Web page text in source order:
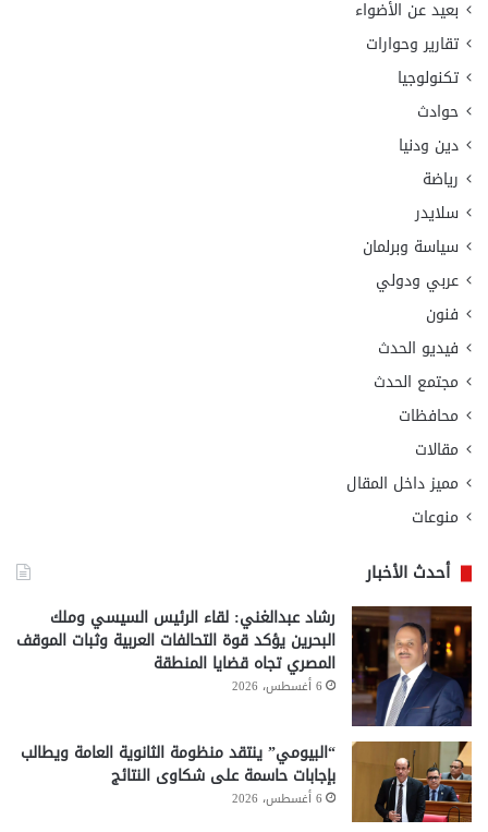
بعيد عن الأضواء
تقارير وحوارات
تكنولوجيا
حوادث
دين ودنيا
رياضة
سلايدر
سياسة وبرلمان
عربي ودولي
فنون
فيديو الحدث
مجتمع الحدث
محافظات
مقالات
مميز داخل المقال
منوعات
أحدث الأخبار
رشاد عبدالغني: لقاء الرئيس السيسي وملك
البحرين يؤكد قوة التحالفات العربية وثبات الموقف
المصري تجاه قضايا المنطقة
6 أغسطس، 2026
“البيومي” ينتقد منظومة الثانوية العامة ويطالب
بإجابات حاسمة على شكاوى النتائج
6 أغسطس، 2026